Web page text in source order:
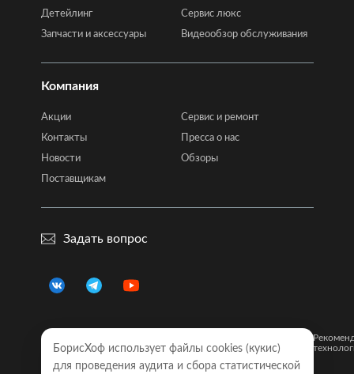
Детейлинг
Сервис люкс
Запчасти и аксессуары
Видеообзор обслуживания
Компания
Акции
Сервис и ремонт
Контакты
Пресса о нас
Новости
Обзоры
Поставщикам
Задать вопрос
Правовая
информация
конфиденциальности
сайта
БорисХоф использует файлы cookies (кукиc)
для проведения аудита и сбора статистической